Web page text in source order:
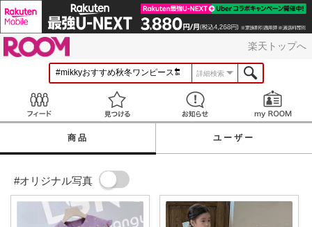
楽天トップへ
詳細検索
見つける お知らせ
商品 ユーザー
#オリジナル写真